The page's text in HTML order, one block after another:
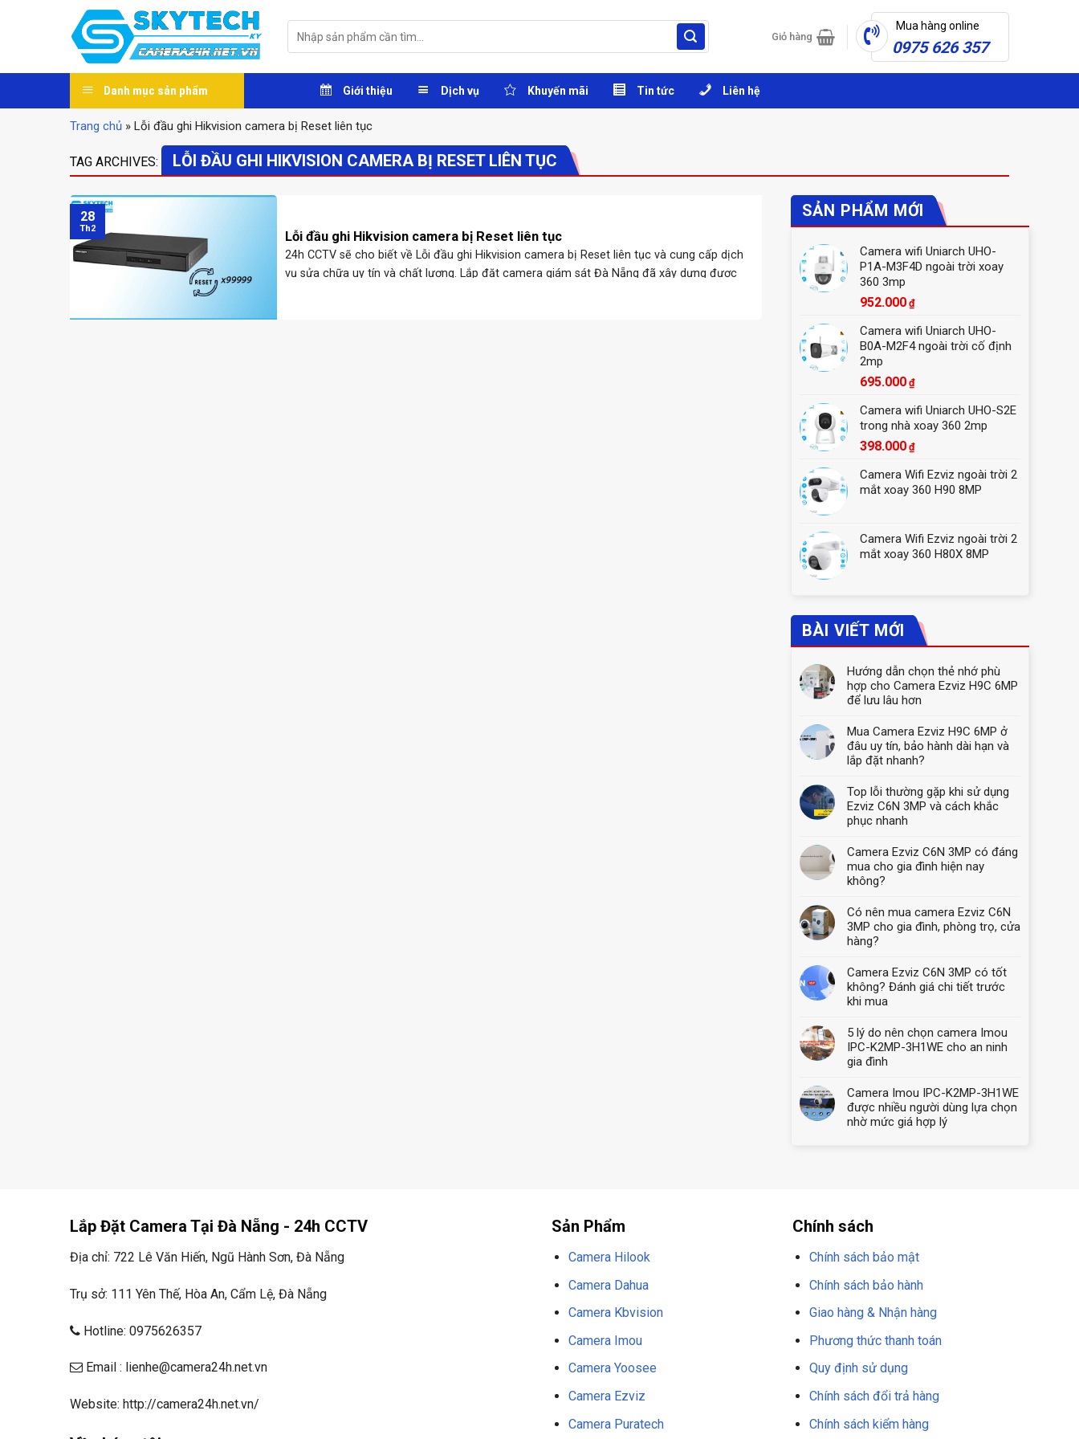
kiếm:
Giỏ hàng
Mua hàng online
0975 626 357
Danh mục sản phẩm Giới thiệu Dịch vụ Khuyến mãi Tin tức Liên hệ
Trang chủ » Lỗi đầu ghi Hikvision camera bị Reset liên tục
TAG ARCHIVES: LỖI ĐẦU GHI HIKVISION CAMERA BỊ RESET LIÊN TỤC
Lỗi đầu ghi Hikvision camera bị Reset liên tục
24h CCTV sẽ cho biết về Lỗi đầu ghi Hikvision camera bị Reset liên tục và cung cấp dịch
vụ sửa chữa uy tín và chất lượng. Lắp đặt camera giám sát Đà Nẵng đã xây dựng được
28
Th2
SẢN PHẨM MỚI
Camera wifi Uniarch UHO-
P1A-M3F4D ngoài trời xoay
360 3mp
952.000 ₫
Camera wifi Uniarch UHO-
B0A-M2F4 ngoài trời cố định
2mp
695.000 ₫
Camera wifi Uniarch UHO-S2E
trong nhà xoay 360 2mp
398.000 ₫
Camera Wifi Ezviz ngoài trời 2
mắt xoay 360 H90 8MP
Camera Wifi Ezviz ngoài trời 2
mắt xoay 360 H80X 8MP
BÀI VIẾT MỚI
Hướng dẫn chọn thẻ nhớ phù
hợp cho Camera Ezviz H9C 6MP
để lưu lâu hơn
Mua Camera Ezviz H9C 6MP ở
đâu uy tín, bảo hành dài hạn và
lắp đặt nhanh?
Top lỗi thường gặp khi sử dụng
Ezviz C6N 3MP và cách khắc
phục nhanh
Camera Ezviz C6N 3MP có đáng
mua cho gia đình hiện nay
không?
Có nên mua camera Ezviz C6N
3MP cho gia đình, phòng trọ, cửa
hàng?
Camera Ezviz C6N 3MP có tốt
không? Đánh giá chi tiết trước
khi mua
5 lý do nên chọn camera Imou
IPC-K2MP-3H1WE cho an ninh
gia đình
Camera Imou IPC-K2MP-3H1WE
được nhiều người dùng lựa chọn
nhờ mức giá hợp lý
Lắp Đặt Camera Tại Đà Nẵng - 24h CCTV
Địa chỉ: 722 Lê Văn Hiến, Ngũ Hành Sơn, Đà Nẵng
Trụ sở: 111 Yên Thế, Hòa An, Cẩm Lệ, Đà Nẵng
Hotline: 0975626357
Email : lienhe@camera24h.net.vn
Website: http://camera24h.net.vn/
Sản Phẩm
Camera Hilook
Camera Dahua
Camera Kbvision
Camera Imou
Camera Yoosee
Camera Ezviz
Camera Puratech
Chính sách
Chính sách bảo mật
Chính sách bảo hành
Giao hàng & Nhận hàng
Phương thức thanh toán
Quy định sử dụng
Chính sách đổi trả hàng
Chính sách kiểm hàng